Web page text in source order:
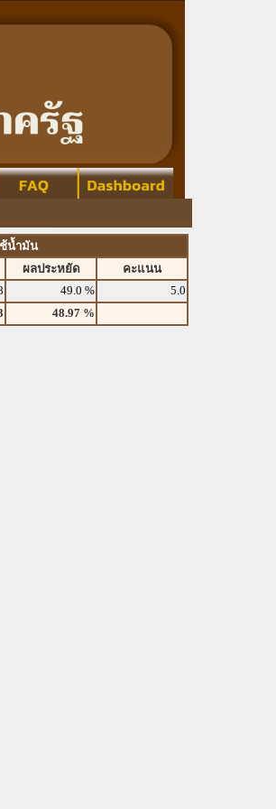
น้ำมัน
ผลประหยัด
คะแนน
49.0 %
5.0
48.97 %